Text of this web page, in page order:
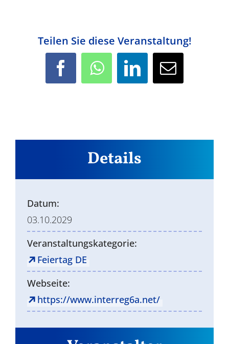
Teilen Sie diese Veranstaltung!
Facebook WhatsApp LinkedIn
E-
Details
Datum:
03.10.2029
Veranstaltungskategorie:
Feiertag DE
Webseite:
https://www.interreg6a.net/